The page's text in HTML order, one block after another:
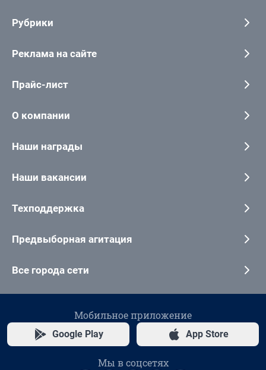
Рубрики
Реклама на сайте
Прайс-лист
О компании
Наши награды
Наши вакансии
Техподдержка
Предвыборная агитация
Все города сети
Мобильное приложение
Google Play App Store
Мы в соцсетях